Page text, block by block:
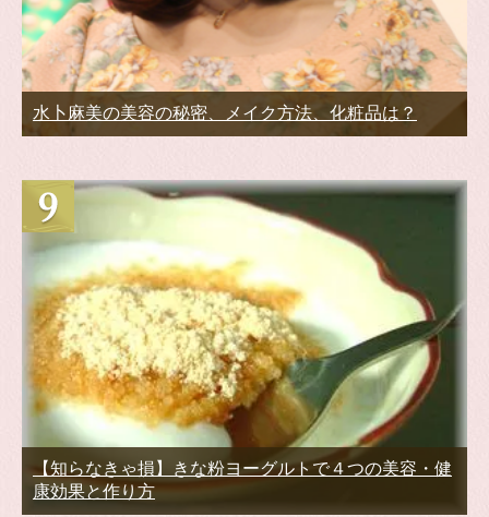
水卜麻美の美容の秘密、メイク方法、化粧品は？
【知らなきゃ損】きな粉ヨーグルトで４つの美容・健
康効果と作り方